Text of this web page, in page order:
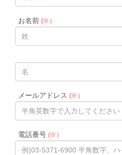
お名前(※）
メールアドレス (※）
電話番号(※）